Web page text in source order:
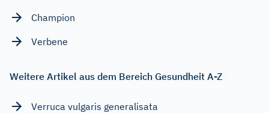
Champion
Verbene
Weitere Artikel aus dem Bereich Gesundheit A-Z
Verruca vulgaris generalisata